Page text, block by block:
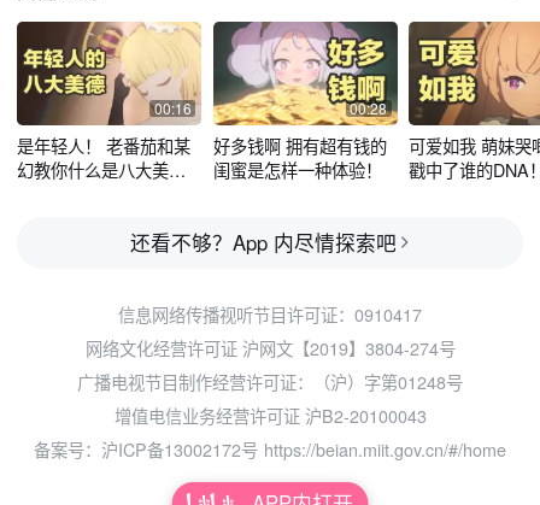
00:16
是年轻人！ 老番茄和某
幻教你什么是八大美
00:28
好多钱啊 拥有超有钱的
闺蜜是怎样一种体验！
可爱如我 萌妹哭
戳中了谁的DNA
还看不够？App 内尽情探索吧
信息网络传播视听节目许可证：0910417
网络文化经营许可证 沪网文【2019】3804-274号
广播电视节目制作经营许可证：（沪）字第01248号
增值电信业务经营许可证 沪B2-20100043
备案号：沪ICP备13002172号 https://beian.miit.gov.cn/#/home